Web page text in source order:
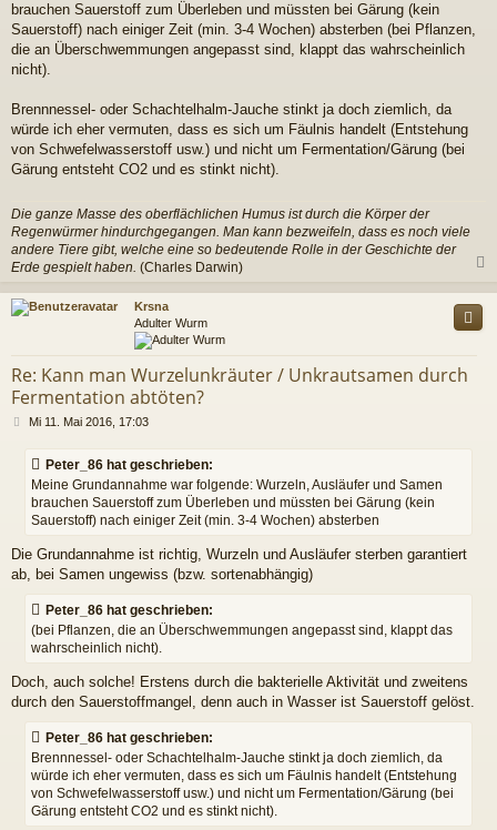
brauchen Sauerstoff zum Überleben und müssten bei Gärung (kein
Sauerstoff) nach einiger Zeit (min. 3-4 Wochen) absterben (bei Pflanzen,
die an Überschwemmungen angepasst sind, klappt das wahrscheinlich
nicht).
Brennnessel- oder Schachtelhalm-Jauche stinkt ja doch ziemlich, da
würde ich eher vermuten, dass es sich um Fäulnis handelt (Entstehung
von Schwefelwasserstoff usw.) und nicht um Fermentation/Gärung (bei
Gärung entsteht CO2 und es stinkt nicht).
Die ganze Masse des oberflächlichen Humus ist durch die Körper der
Regenwürmer hindurchgegangen. Man kann bezweifeln, dass es noch viele
andere Tiere gibt, welche eine so bedeutende Rolle in der Geschichte der
Erde gespielt haben. (Charles Darwin)
c
Krsna
Adulter Wurm
Re: Kann man Wurzelunkräuter / Unkrautsamen durch
Fermentation abtöten?
BMi 11. Mai 2016, 17:03
Peter_86 hat geschrieben:
Meine Grundannahme war folgende: Wurzeln, Ausläufer und Samen
brauchen Sauerstoff zum Überleben und müssten bei Gärung (kein
Sauerstoff) nach einiger Zeit (min. 3-4 Wochen) absterben
Die Grundannahme ist richtig, Wurzeln und Ausläufer sterben garantiert
ab, bei Samen ungewiss (bzw. sortenabhängig)
Peter_86 hat geschrieben:
(bei Pflanzen, die an Überschwemmungen angepasst sind, klappt das
wahrscheinlich nicht).
Doch, auch solche! Erstens durch die bakterielle Aktivität und zweitens
durch den Sauerstoffmangel, denn auch in Wasser ist Sauerstoff gelöst.
Peter_86 hat geschrieben:
Brennnessel- oder Schachtelhalm-Jauche stinkt ja doch ziemlich, da
würde ich eher vermuten, dass es sich um Fäulnis handelt (Entstehung
von Schwefelwasserstoff usw.) und nicht um Fermentation/Gärung (bei
Gärung entsteht CO2 und es stinkt nicht).